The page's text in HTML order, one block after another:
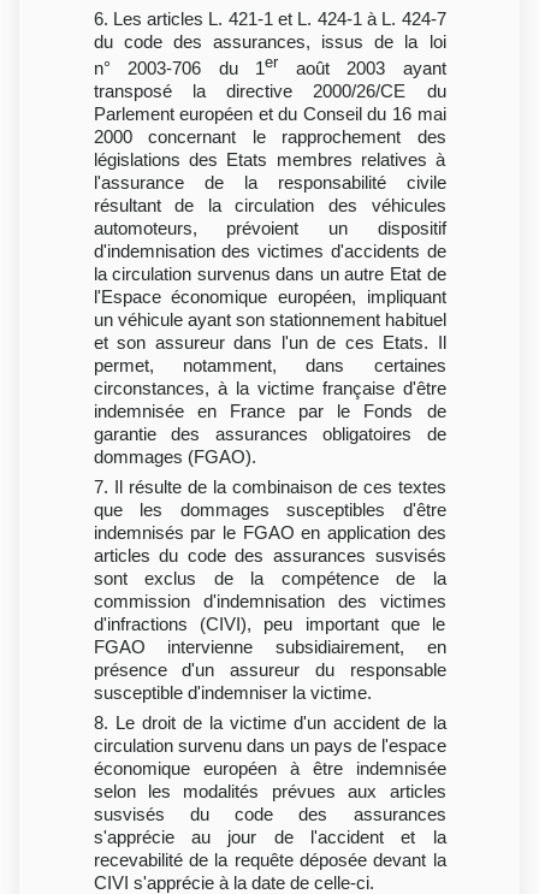
6. Les articles L. 421-1 et L. 424-1 à L. 424-7
du code des assurances, issus de la loi
n° 2003-706 du 1er
août 2003 ayant
transposé la directive 2000/26/CE du
Parlement européen et du Conseil du 16 mai
2000 concernant le rapprochement des
législations des Etats membres relatives à
l'assurance de la responsabilité civile
résultant de la circulation des véhicules
automoteurs, prévoient un dispositif
d'indemnisation des victimes d'accidents de
la circulation survenus dans un autre Etat de
l'Espace économique européen, impliquant
un véhicule ayant son stationnement habituel
et son assureur dans l'un de ces Etats. Il
permet, notamment, dans certaines
circonstances, à la victime française d'être
indemnisée en France par le Fonds de
garantie des assurances obligatoires de
dommages (FGAO).
7. Il résulte de la combinaison de ces textes
que les dommages susceptibles d'être
indemnisés par le FGAO en application des
articles du code des assurances susvisés
sont exclus de la compétence de la
commission d'indemnisation des victimes
d'infractions (CIVI), peu important que le
FGAO intervienne subsidiairement, en
présence d'un assureur du responsable
susceptible d'indemniser la victime.
8. Le droit de la victime d'un accident de la
circulation survenu dans un pays de l'espace
économique européen à être indemnisée
selon les modalités prévues aux articles
susvisés du code des assurances
s'apprécie au jour de l'accident et la
recevabilité de la requête déposée devant la
CIVI s'apprécie à la date de celle-ci.